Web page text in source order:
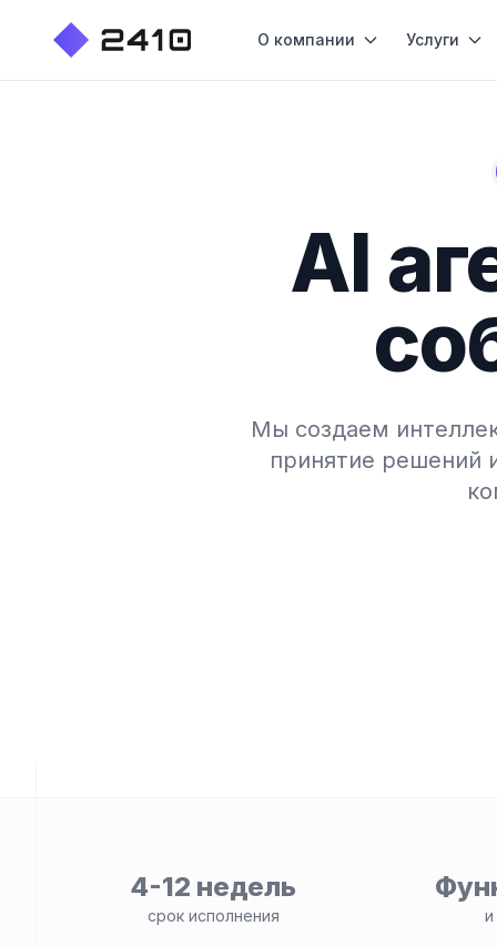
О компании Услуги
AI
Мы создаем
принятие решений
4-12 недель
срок исполнения